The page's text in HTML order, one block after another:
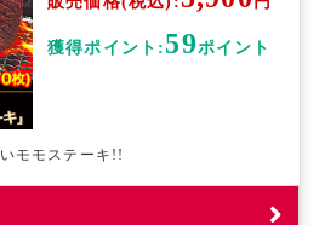
獲得ポイント: 59ポイント
モモステーキ!!